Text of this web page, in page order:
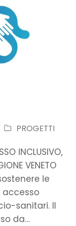
PROGETTI
INCLUSIVO,
VENETO
le
accesso
sanitari. Il
da…